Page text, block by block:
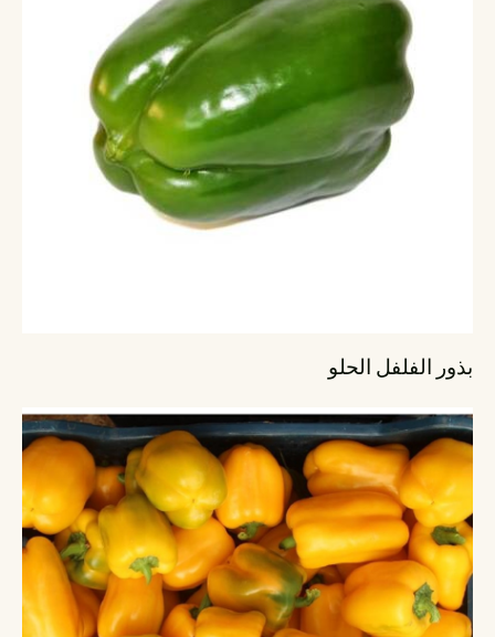
بذور الفلفل الحلو